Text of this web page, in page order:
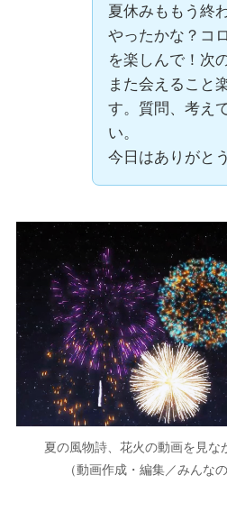
夏休みももう終
やったかな？コ
を楽しんで！次
また会えること
す。質問、考え
い。
今日はありがと
夏の風物詩、花火の動画を見な
（動画作成・編集／みんな